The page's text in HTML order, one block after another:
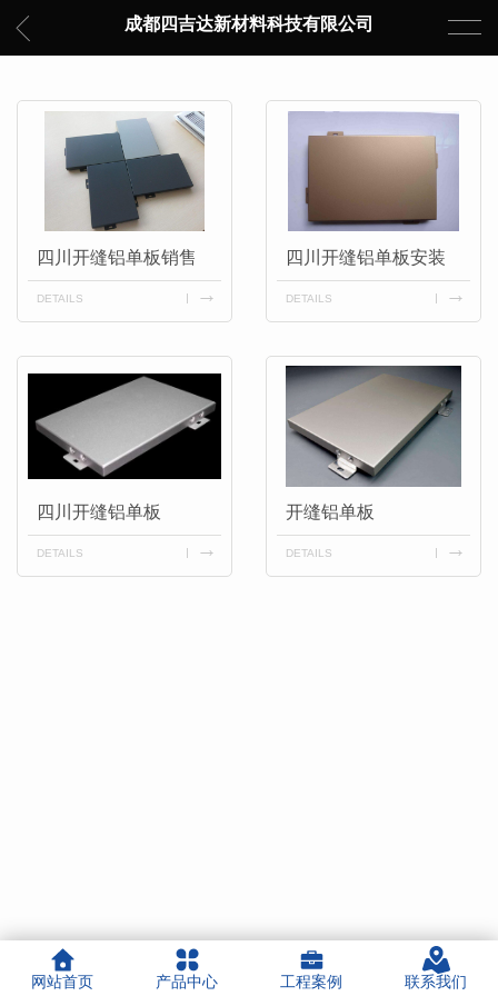
成都四吉达新材料科技有限公司
四川开缝铝单板销售
DETAILS
四川开缝铝单板安装
DETAILS
四川开缝铝单板
DETAILS
开缝铝单板
DETAILS
网站首页 产品中心 工程案例 联系我们